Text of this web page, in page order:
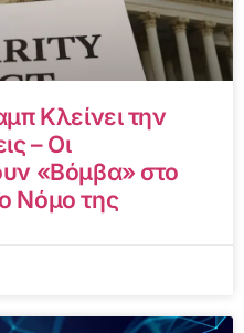
Κλείνει την
– Οι
«Βόμβα» στο
Νόμο της